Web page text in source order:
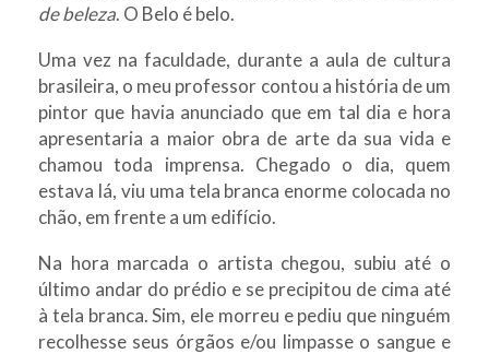
de beleza. O Belo é belo.
Uma vez na faculdade, durante a aula de cultura
brasileira, o meu professor contou a história de um
pintor que havia anunciado que em tal dia e hora
apresentaria a maior obra de arte da sua vida e
chamou toda imprensa. Chegado o dia, quem
estava lá, viu uma tela branca enorme colocada no
chão, em frente a um edifício.
Na hora marcada o artista chegou, subiu até o
último andar do prédio e se precipitou de cima até
à tela branca. Sim, ele morreu e pediu que ninguém
recolhesse seus órgãos e/ou limpasse o sangue e